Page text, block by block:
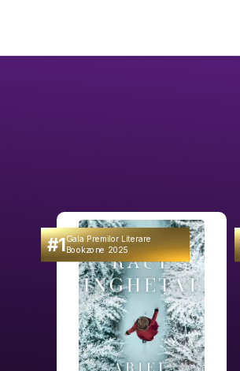
#1Gala Premilor Literare
Bookzone 2025